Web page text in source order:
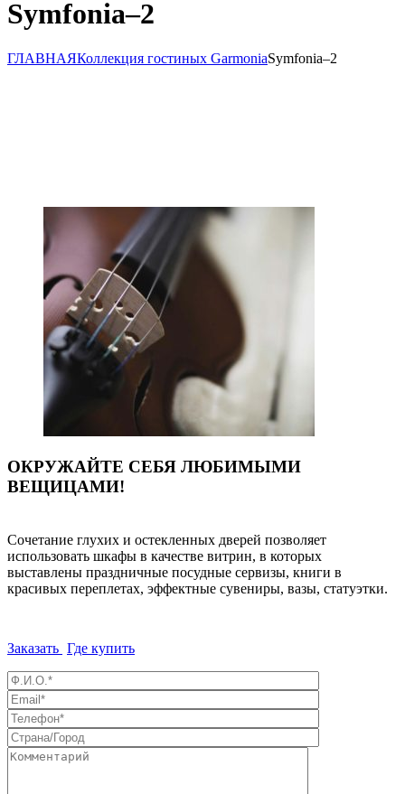
Symfonia–2
ГЛАВНАЯКоллекция гостиных GarmoniaSymfonia–2
ОКРУЖАЙТЕ СЕБЯ ЛЮБИМЫМИ
ВЕЩИЦАМИ!
Сочетание глухих и остекленных дверей позволяет
использовать шкафы в качестве витрин, в которых
выставлены праздничные посудные сервизы, книги в
красивых переплетах, эффектные сувениры, вазы, статуэтки.
Заказать Где купить